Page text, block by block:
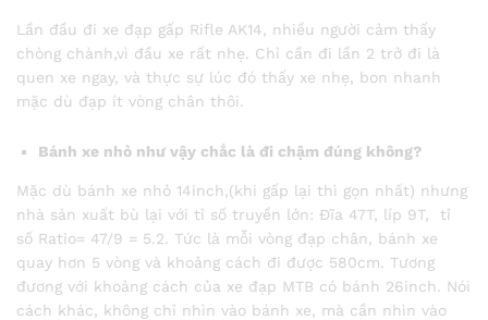
Lần đầu đi xe đạp gấp Rifle AK14, nhiều người cảm thấy
chòng chành,vì đầu xe rất nhẹ. Chỉ cần đi lần 2 trở đi là
quen xe ngay, và thực sự lúc đó thấy xe nhẹ, bon nhanh
mặc dù đạp ít vòng chân thôi.
Bánh xe nhỏ như vậy chắc là đi chậm đúng không?
Mặc dù bánh xe nhỏ 14inch,(khi gấp lại thì gọn nhất) nhưng
nhà sản xuất bù lại với tỉ số truyền lớn: Đĩa 47T, líp 9T, tỉ
số Ratio= 47/9 = 5.2. Tức là mỗi vòng đạp chân, bánh xe
quay hơn 5 vòng và khoảng cách đi được 580cm. Tương
đương với khoảng cách của xe đạp MTB có bánh 26inch. Nói
cách khác, không chỉ nhìn vào bánh xe, mà cần nhìn vào